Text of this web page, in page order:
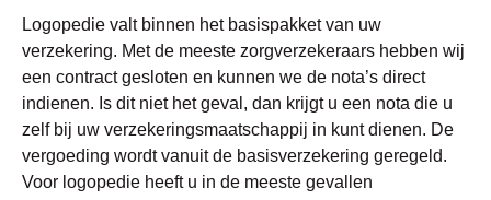
Logopedie valt binnen het basispakket van uw
verzekering. Met de meeste zorgverzekeraars hebben wij
een contract gesloten en kunnen we de nota’s direct
indienen. Is dit niet het geval, dan krijgt u een nota die u
zelf bij uw verzekeringsmaatschappij in kunt dienen. De
vergoeding wordt vanuit de basisverzekering geregeld.
Voor logopedie heeft u in de meeste gevallen